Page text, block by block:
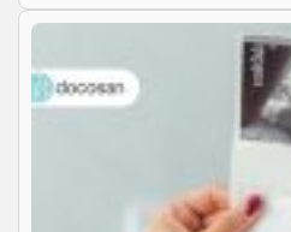
partners across the city to […]